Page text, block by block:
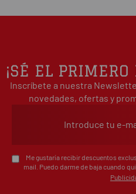
¡SÉ EL
Inscríbete a nuestra
novedades, ofertas y
Me gustaría recibir descuentos
mail. Puedo darme de baja cuando